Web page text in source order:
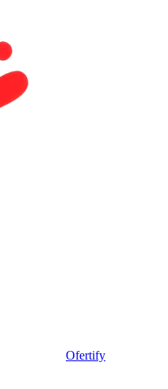
Ofertify